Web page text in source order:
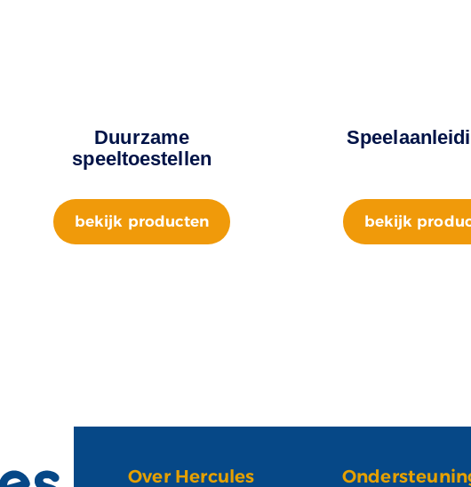
Duurzame
speeltoestellen
bekijk producten bekijk
Over Hercules